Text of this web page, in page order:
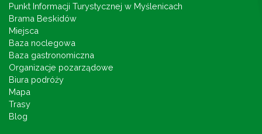
Punkt Informacji Turystycznej w Myślenicach
Brama Beskidów
Miejsca
Baza noclegowa
Baza gastronomiczna
Organizacje pozarządowe
Biura podróży
Mapa
Trasy
Blog